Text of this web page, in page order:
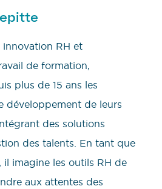
innovation RH et
de formation,
plus de 15 ans les
développement de leurs
des solutions
des talents. En tant que
il imagine les outils RH de
aux attentes des